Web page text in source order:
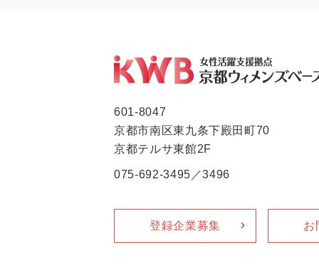
601-8047
京都市南区東九条下殿田町70
京都テルサ東館2F
075-692-3495／3496
登録企業募集 お